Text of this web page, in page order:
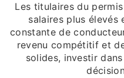
Les titulaires du
salaires plus élevés
constante de
revenu compétitif et
solides, investir